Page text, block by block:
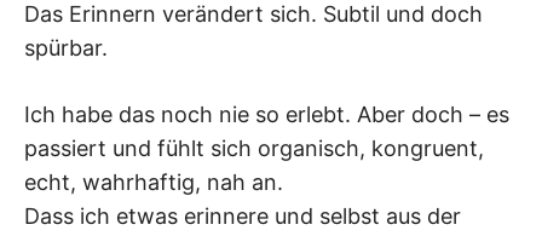
Das Erinnern verändert sich. Subtil und doch
spürbar.
Ich habe das noch nie so erlebt. Aber doch – es
passiert und fühlt sich organisch, kongruent,
echt, wahrhaftig, nah an.
Dass ich etwas erinnere und selbst aus der